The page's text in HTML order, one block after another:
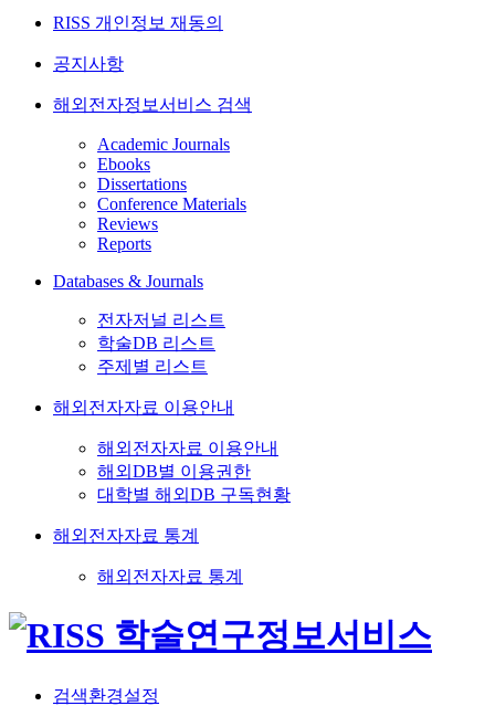
RISS 개인정보 재동의
공지사항
해외전자정보서비스 검색
Academic Journals
Ebooks
Dissertations
Conference Materials
Reviews
Reports
Databases & Journals
전자저널 리스트
학술DB 리스트
주제별 리스트
해외전자자료 이용안내
해외전자자료 이용안내
해외DB별 이용권한
대학별 해외DB 구독현황
해외전자자료 통계
해외전자자료 통계
검색환경설정